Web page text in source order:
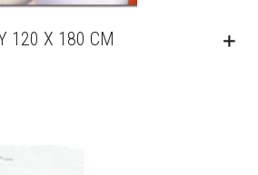
120 X 180 CM